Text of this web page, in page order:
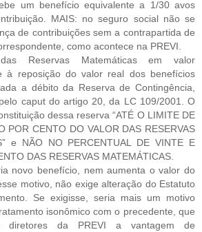
um benefício equivalente a 1/30 avos
MAIS: no seguro social não se
de contribuições sem a contrapartida de
como acontece na PREVI.
Reservas Matemáticas em valor
à reposição do valor real dos benefícios
a débito da Reserva de Contingência,
caput do artigo 20, da LC 109/2001. O
dessa reserva “ATÉ O LIMITE DE
POR CENTO DO VALOR DAS RESERVAS
e NÃO NO PERCENTUAL DE VINTE E
DAS RESERVAS MATEMÁTICAS.
novo benefício, nem aumenta o valor do
motivo, não exige alteração do Estatuto
Se exigisse, seria mais um motivo
isonômico com o precedente, que
diretores da PREVI a vantagem de